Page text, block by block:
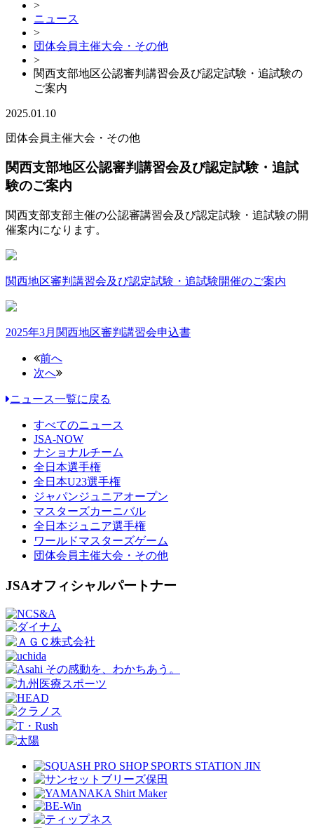
>
ニュース
>
団体会員主催大会・その他
>
関西支部地区公認審判講習会及び認定試験・追試験の
ご案内
2025.01.10
団体会員主催大会・その他
関西支部地区公認審判講習会及び認定試験・追試
験のご案内
関西支部支部主催の公認審講習会及び認定試験・追試験の開
催案内になります。
関西地区審判講習会及び認定試験・追試験開催のご案内
2025年3月関西地区審判講習会申込書
前へ
次へ
ニュース一覧に戻る
すべてのニュース
JSA-NOW
ナショナルチーム
全日本選手権
全日本U23選手権
ジャパンジュニアオープン
マスターズカーニバル
全日本ジュニア選手権
ワールドマスターズゲーム
団体会員主催大会・その他
JSAオフィシャルパートナー